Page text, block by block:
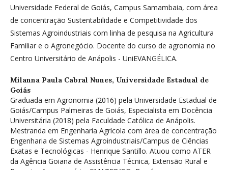
Universidade Federal de Goiás, Campus Samambaia, com área
de concentração Sustentabilidade e Competitividade dos
Sistemas Agroindustriais com linha de pesquisa na Agricultura
Familiar e o Agronegócio. Docente do curso de agronomia no
Centro Universitário de Anápolis - UniEVANGÉLICA.
Milanna Paula Cabral Nunes, Universidade Estadual de
Goiás
Graduada em Agronomia (2016) pela Universidade Estadual de
Goiás/Campus Palmeiras de Goiás, Especialista em Docência
Universitária (2018) pela Faculdade Católica de Anápolis.
Mestranda em Engenharia Agrícola com área de concentração
Engenharia de Sistemas Agroindustriais/Campus de Ciências
Exatas e Tecnológicas - Henrique Santillo. Atuou como ATER
da Agência Goiana de Assistência Técnica, Extensão Rural e